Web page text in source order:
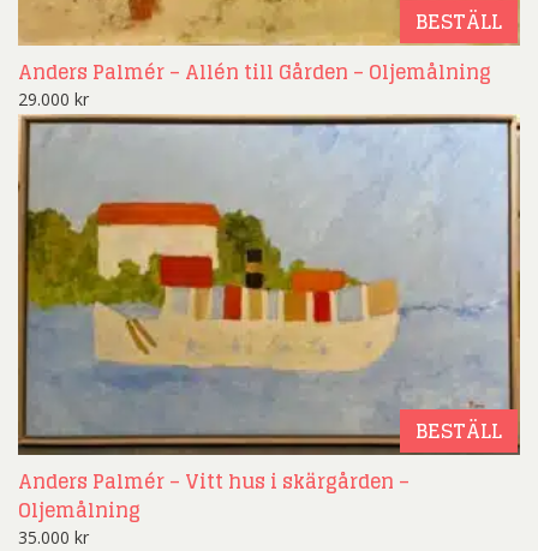
BESTÄLL
Anders Palmér – Allén till Gården – Oljemålning
29.000 kr
BESTÄLL
Anders Palmér – Vitt hus i skärgården –
Oljemålning
35.000 kr